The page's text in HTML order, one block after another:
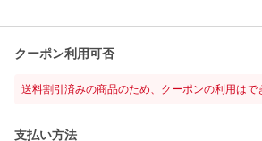
クーポン利用可否
送料割引済みの商品のため、クーポンの利用はで
支払い方法